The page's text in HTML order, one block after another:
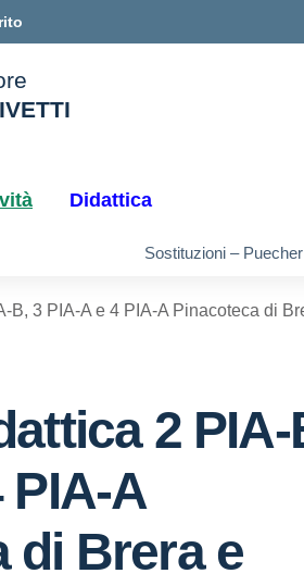
Didattica
Sostituzioni – Puecher
B, 3 PIA-A e 4 PIA-A Pinacoteca di
2 PIA-
PIA-A
di Brera e